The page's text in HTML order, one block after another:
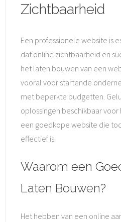
Zichtbaarheid
Een professionele website is
dat online zichtbaarheid en
het laten bouwen van een
vooral voor startende
met beperkte budgetten.
oplossingen beschikbaar
een goedkope website die
effectief is.
Waarom een
Laten Bouwen?
Het hebben van een online